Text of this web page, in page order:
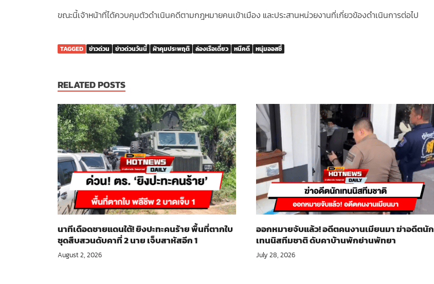
ขณะนี้เจ้าหน้าที่ได้ควบคุมตัวดำเนินคดีตามกฎหมายคนเข้าเมือง และประสานหน่วยงานที่เกี่ยวข้องดำเนินการต่อไป
TAGGED ข่าวด่วน ข่าวด่วนวันนี้ ฝ่าคุมประพฤติ ล่องเรือเดี่ยว หนีคดี หนุ่มออสซี่
RELATED POSTS
นาทีเดือดชายแดนใต้! ยิงปะทะคนร้าย พื้นที่ตากใบ
ชุดสืบสวนดับคาที่ 2 นาย เจ็บสาหัสอีก 1
August 2, 2026
ออกหมายจับแล้ว! อดีตคนงานเมียนมา ฆ่าอดีตนัก
เทนนิสทีมชาติ ดับคาบ้านพักย่านพัทยา
July 28, 2026